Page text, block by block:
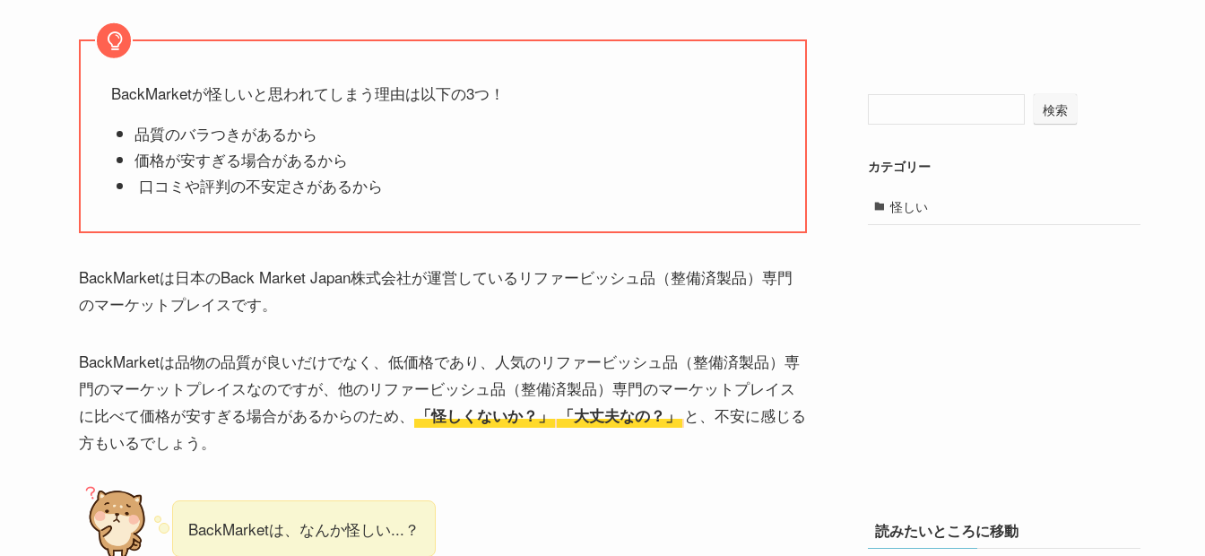
BackMarketが怪しいと思われてしまう理由は以下の3つ！
品質のバラつきがあるから
価格が安すぎる場合があるから
口コミや評判の不安定さがあるから
BackMarketは日本のBack Market Japan株式会社が運営しているリファービッシュ品（整備済製品）専門
のマーケットプレイスです。
BackMarketは品物の品質が良いだけでなく、低価格であり、人気のリファービッシュ品（整備済製品）専
門のマーケットプレイスなのですが、他のリファービッシュ品（整備済製品）専門のマーケットプレイス
に比べて価格が安すぎる場合があるからのため、
「怪しくないか？」 「大丈夫なの？」 と、不安に感じる
方もいるでしょう。
BackMarketは、なんか怪しい...？
検索
カテゴリー
怪しい
読みたいところに移動